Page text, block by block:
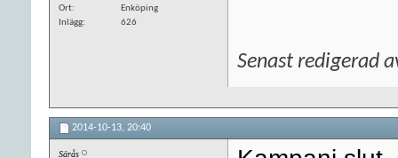
Ort
Enköping
Inlägg
626
Senast redigerad
2014-10-13, 20:40
Särås